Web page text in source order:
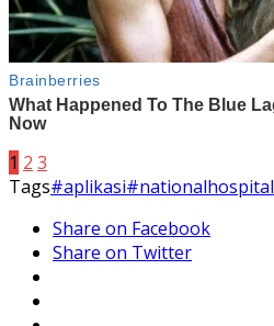
1 2 3
Tags#aplikasi#nationalhospital
Share on Facebook
Share on Twitter